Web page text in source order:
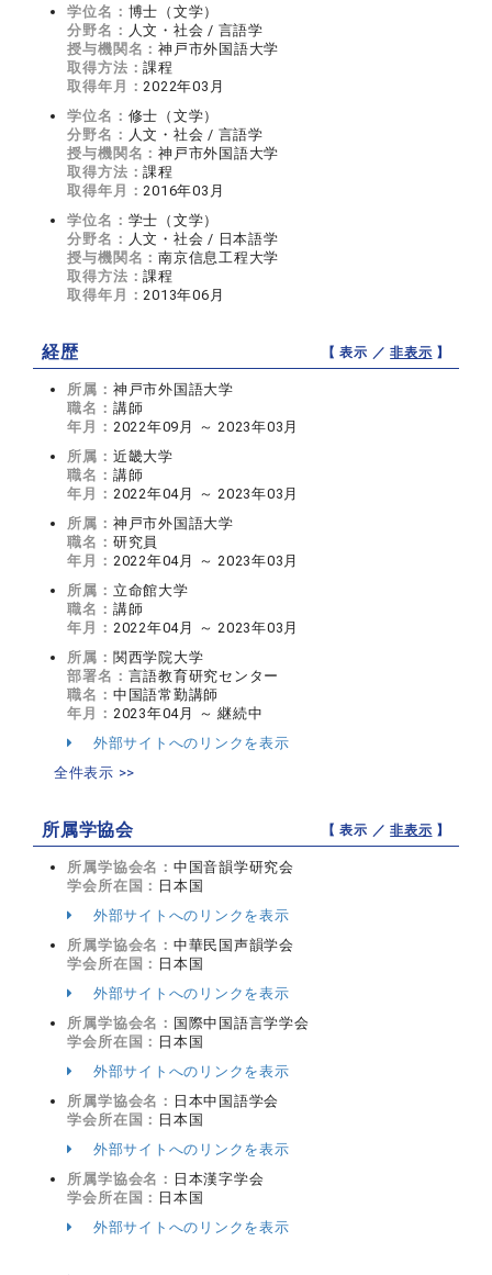
学位名： 博士（文学）
分野名： 人文・社会 / 言語学
授与機関名：神戸市外国語大学
取得方法：課程
取得年月：2022年03月
学位名： 修士（文学）
分野名： 人文・社会 / 言語学
授与機関名：神戸市外国語大学
取得方法：課程
取得年月：2016年03月
学位名： 学士（文学）
分野名： 人文・社会 / 日本語学
授与機関名：南京信息工程大学
取得方法：課程
取得年月：2013年06月
経歴 【 表示 ／非表示 】
所属： 神戸市外国語大学
職名： 講師
年月： 2022年09月 ～ 2023年03月
所属： 近畿大学
職名： 講師
年月： 2022年04月 ～ 2023年03月
所属： 神戸市外国語大学
職名： 研究員
年月： 2022年04月 ～ 2023年03月
所属： 立命館大学
職名： 講師
年月： 2022年04月 ～ 2023年03月
所属： 関西学院大学
部署名： 言語教育研究センター
職名： 中国語常勤講師
年月： 2023年04月 ～ 継続中
外部サイトへのリンクを表示
全件表示 >>
所属学協会 【 表示 ／非表示 】
所属学協会名： 中国音韻学研究会
学会所在国： 日本国
外部サイトへのリンクを表示
所属学協会名： 中華民国声韻学会
学会所在国： 日本国
外部サイトへのリンクを表示
所属学協会名： 国際中国語言学学会
学会所在国： 日本国
外部サイトへのリンクを表示
所属学協会名： 日本中国語学会
学会所在国： 日本国
外部サイトへのリンクを表示
所属学協会名： 日本漢字学会
学会所在国： 日本国
外部サイトへのリンクを表示